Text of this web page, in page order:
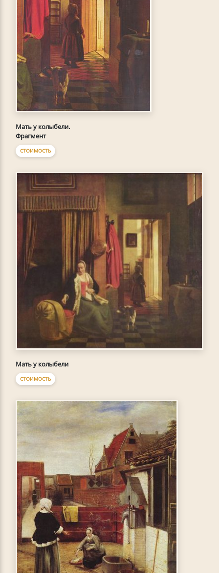
Мать у колыбели.
Фрагмент
СТОИМОСТЬ
Мать у колыбели
СТОИМОСТЬ